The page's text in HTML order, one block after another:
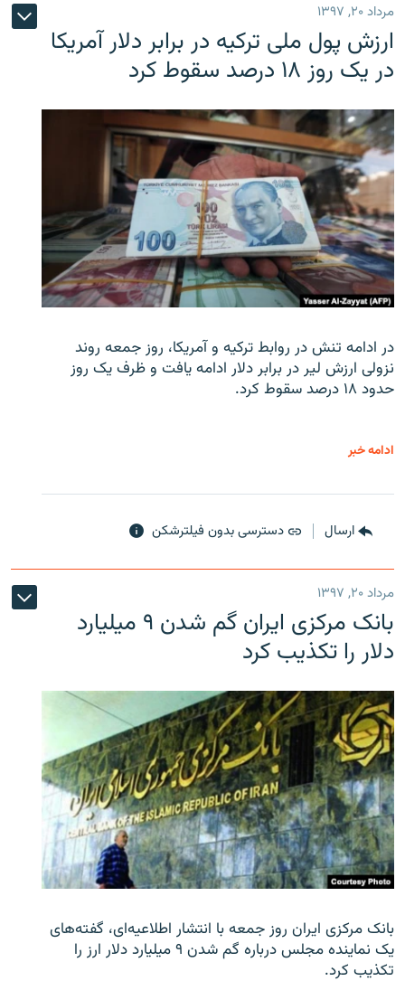
مرداد ۲۰, ۱۳۹۷
ارزش پول ملی ترکیه در برابر دلار آمریکا
در یک روز ۱۸ درصد سقوط کرد
در ادامه تنش در روابط ترکیه و آمریکا، روز جمعه روند
نزولی ارزش لیر در برابر دلار ادامه یافت و ظرف یک روز
حدود ۱۸ درصد سقوط کرد.
ادامه خبر
ارسال دسترسی بدون فیلترشکن
مرداد ۲۰, ۱۳۹۷
بانک مرکزی ایران گم شدن ۹ میلیارد
دلار را تکذیب کرد
بانک مرکزی ایران روز جمعه با انتشار اطلاعیه‌ای، گفته‌های
یک نماینده مجلس درباره گم شدن ۹ میلیارد دلار ارز را
تکذیب کرد.